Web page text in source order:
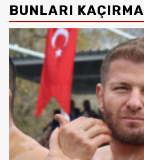
BUNLARI KAÇIRMA